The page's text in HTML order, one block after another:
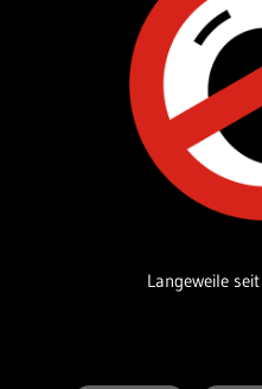
Langeweile seit